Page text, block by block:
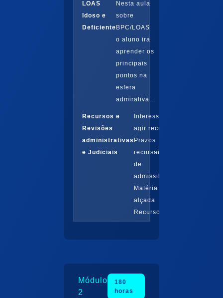
LOAS
Idoso e
Deficiente
Nesta aula
sobre
BPC/LOAS
o aluno ira
aprender os
principais
pontos na
esfera
admirativa...
Recursos e
Revisões
administrativas
e Judiciais
Interesse de
agir recursal
Prazos
recursais Juízo
de
admissibilidade
Matéria de
alçada
Recurso...
Módulo
2
180
horas